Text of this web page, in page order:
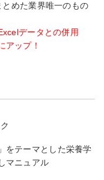
めた業界唯一のもの
データとの併用
アップ！
をテーマとした栄養学
マニュアル